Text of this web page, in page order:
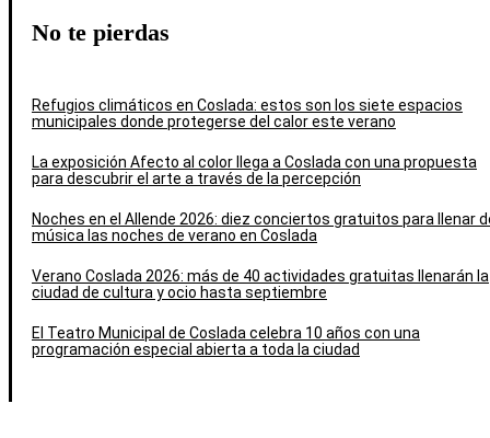
No te pierdas
Refugios climáticos en Coslada: estos son los siete espacios
municipales donde protegerse del calor este verano
La exposición Afecto al color llega a Coslada con una propuesta
para descubrir el arte a través de la percepción
Noches en el Allende 2026: diez conciertos gratuitos para llenar
música las noches de verano en Coslada
Verano Coslada 2026: más de 40 actividades gratuitas llenarán la
ciudad de cultura y ocio hasta septiembre
El Teatro Municipal de Coslada celebra 10 años con una
programación especial abierta a toda la ciudad